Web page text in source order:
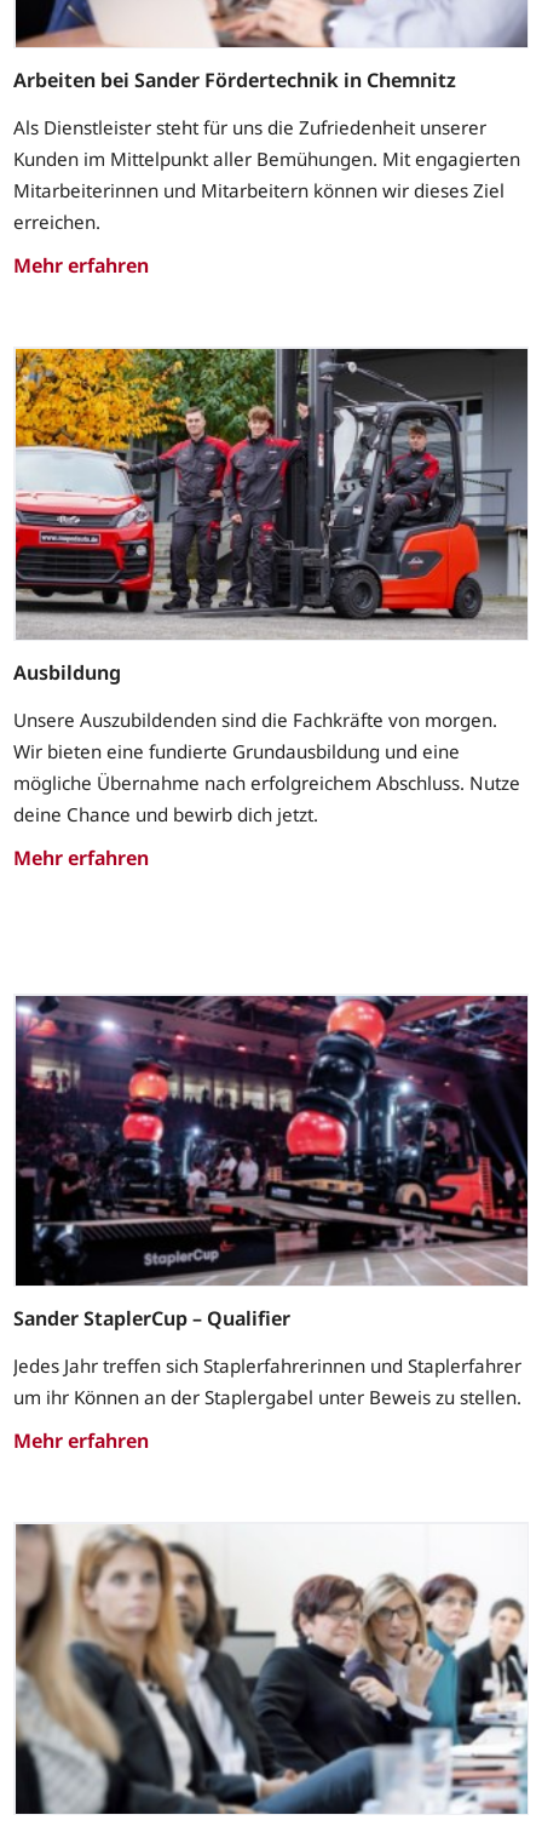
Arbeiten bei Sander Fördertechnik in Chemnitz
Als Dienstleister steht für uns die Zufriedenheit unserer
Kunden im Mittelpunkt aller Bemühungen. Mit engagierten
Mitarbeiterinnen und Mitarbeitern können wir dieses Ziel
erreichen.
Mehr erfahren
Ausbildung
Unsere Auszubildenden sind die Fachkräfte von morgen.
Wir bieten eine fundierte Grundausbildung und eine
mögliche Übernahme nach erfolgreichem Abschluss. Nutze
deine Chance und bewirb dich jetzt.
Mehr erfahren
Sander StaplerCup – Qualifier
Jedes Jahr treffen sich Staplerfahrerinnen und Staplerfahrer
um ihr Können an der Staplergabel unter Beweis zu stellen.
Mehr erfahren